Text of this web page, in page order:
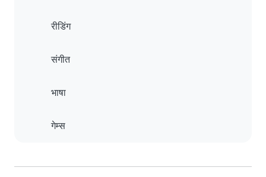
रीडिंग
संगीत
भाषा
गेम्स